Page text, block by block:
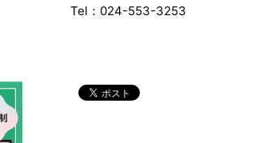
Tel：024-553-3253